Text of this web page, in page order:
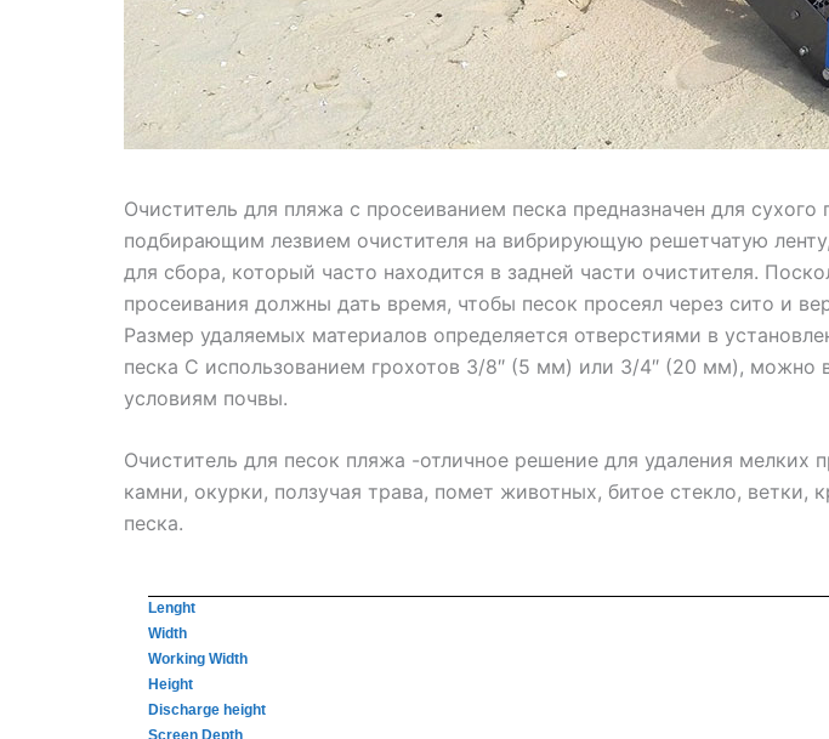
Очиститель для пляжа с просеиванием песка предназначен для
подбирающим лезвием очистителя на вибрирующую решетчатую
для сбора, который часто находится в задней части очистителя.
просеивания должны дать время, чтобы песок просеял через сито и
Размер удаляемых материалов определяется отверстиями в
песка С использованием грохотов 3/8″ (5 мм) или 3/4″ (20 мм),
условиям почвы.
Очиститель для песок пляжа -отличное решение для удаления
камни, окурки, ползучая трава, помет животных, битое стекло,
песка.
Lenght
Width
Working Width
Height
Discharge height
Screen Depth